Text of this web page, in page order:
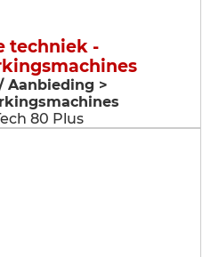
techniek -
Aanbieding >
80 Plus